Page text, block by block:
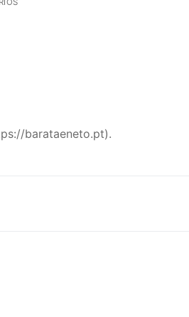
barataeneto.pt).